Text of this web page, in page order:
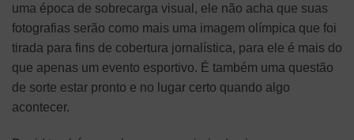
uma época de sobrecarga visual, ele não acha que suas
fotografias serão como mais uma imagem olímpica que foi
tirada para fins de cobertura jornalística, para ele é mais do
que apenas um evento esportivo. É também uma questão
de sorte estar pronto e no lugar certo quando algo
acontecer.